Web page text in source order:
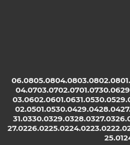
06.0805.0804.0803.0802.08
04.0703.0702.0701.0730.06
03.0602.0601.0631.0530.05
02.0501.0530.0429.0428.04
31.0330.0329.0328.0327.03
27.0226.0225.0224.0223.02
25.01